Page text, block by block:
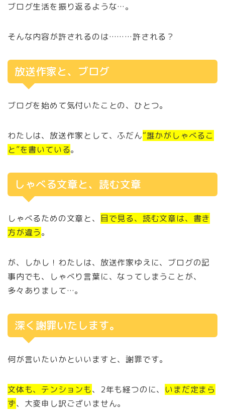
ブログ生活を振り返るような…。
そんな内容が許されるのは………許される？
放送作家と、ブログ
ブログを始めて気付いたことの、ひとつ。
わたしは、放送作家として、ふだん“誰かがしゃべるこ
と”を書いている。
しゃべる文章と、読む文章
しゃべるための文章と、 目で見る、読む文章は、書き
方が違う。
が、しかし！わたしは、放送作家ゆえに、ブログの記
事内でも、しゃべり言葉に、なってしまうことが、
多々ありまして…。
深く謝罪いたします。
何が言いたいかといいますと、謝罪です。
文体も、テンションも、2年も経つのに、 いまだ定まら
ず、大変申し訳ございません。